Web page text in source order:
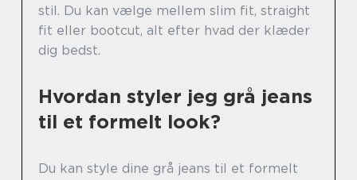
stil. Du kan vælge mellem slim fit, straight
fit eller bootcut, alt efter hvad der klæder
dig bedst.
Hvordan styler jeg grå jeans
til et formelt look?
Du kan style dine grå jeans til et formelt